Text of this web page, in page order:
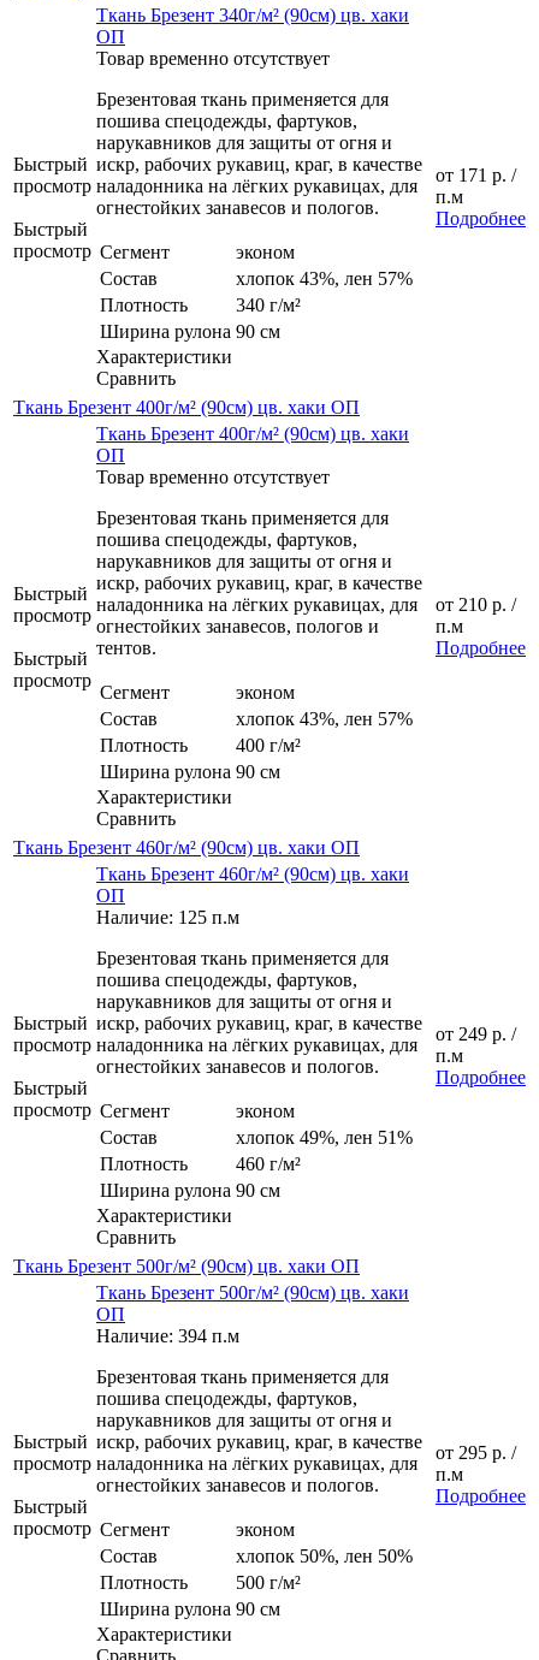
Быстрый
просмотр
Быстрый
просмотр
Ткань Брезент 340г/м² (90см) цв. хаки
ОП
Товар временно отсутствует
Брезентовая ткань применяется для
пошива спецодежды, фартуков,
нарукавников для защиты от огня и
искр, рабочих рукавиц, краг, в качестве
наладонника на лёгких рукавицах, для
огнестойких занавесов и пологов.
Сегмент
эконом
Состав
хлопок 43%, лен 57%
Плотность
340 г/м²
Ширина рулона 90 см
Характеристики
Сравнить
от 171 р. /
п.м
Подробнее
Ткань Брезент 400г/м² (90см) цв. хаки ОП
Быстрый
просмотр
Быстрый
просмотр
Ткань Брезент 400г/м² (90см) цв. хаки
ОП
Товар временно отсутствует
Брезентовая ткань применяется для
пошива спецодежды, фартуков,
нарукавников для защиты от огня и
искр, рабочих рукавиц, краг, в качестве
наладонника на лёгких рукавицах, для
огнестойких занавесов, пологов и
тентов.
Сегмент
эконом
Состав
хлопок 43%, лен 57%
Плотность
400 г/м²
Ширина рулона 90 см
Характеристики
Сравнить
от 210 р. /
п.м
Подробнее
Ткань Брезент 460г/м² (90см) цв. хаки ОП
Быстрый
просмотр
Быстрый
просмотр
Ткань Брезент 460г/м² (90см) цв. хаки
ОП
Наличие: 125 п.м
Брезентовая ткань применяется для
пошива спецодежды, фартуков,
нарукавников для защиты от огня и
искр, рабочих рукавиц, краг, в качестве
наладонника на лёгких рукавицах, для
огнестойких занавесов и пологов.
Сегмент
эконом
Состав
хлопок 49%, лен 51%
Плотность
460 г/м²
Ширина рулона 90 см
Характеристики
Сравнить
от 249 р. /
п.м
Подробнее
Ткань Брезент 500г/м² (90см) цв. хаки ОП
Быстрый
просмотр
Быстрый
просмотр
Ткань Брезент 500г/м² (90см) цв. хаки
ОП
Наличие: 394 п.м
Брезентовая ткань применяется для
пошива спецодежды, фартуков,
нарукавников для защиты от огня и
искр, рабочих рукавиц, краг, в качестве
наладонника на лёгких рукавицах, для
огнестойких занавесов и пологов.
Сегмент
эконом
Состав
хлопок 50%, лен 50%
Плотность
500 г/м²
Ширина рулона 90 см
Характеристики
Сравнить
от 295 р. /
п.м
Подробнее